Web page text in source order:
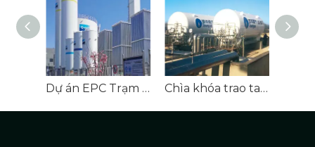
Dự án EPC Trạm khí hóa G-Gas Chuzhou Chìa khóa trao tay Khí hóa LNG EPC Công trình khí đô thị